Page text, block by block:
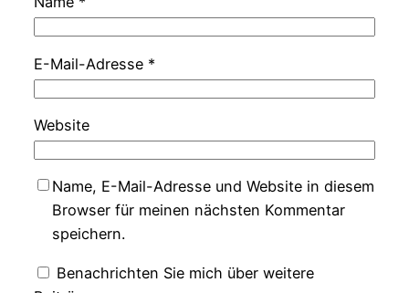
E-Mail-Adresse *
Website
Name, E-Mail-Adresse und Website in diesem
Browser für meinen nächsten Kommentar
speichern.
Benachrichten Sie mich über weitere